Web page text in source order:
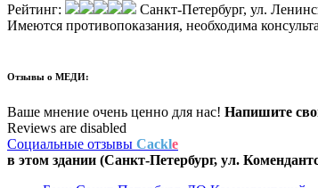
Рейтинг: Санкт-Петербург, ул.
Имеются противопоказания, необходима
Отзывы о МЕДИ:
Ваше мнение очень ценно для нас! Напишите
Reviews are disabled
Социальные отзывы Cackle
в этом здании (Санкт-Петербург, ул.